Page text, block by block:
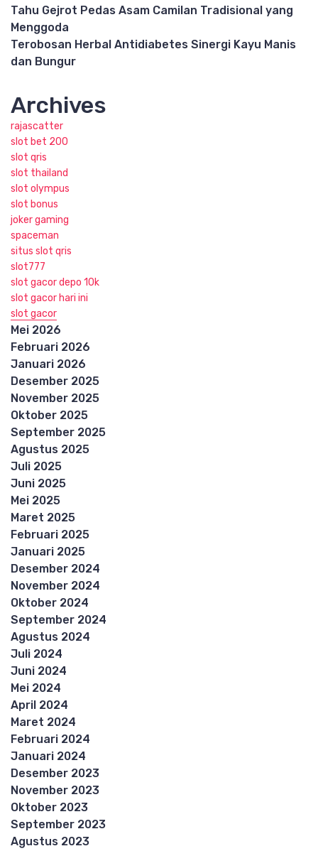
Tahu Gejrot Pedas Asam Camilan Tradisional yang
Menggoda
Terobosan Herbal Antidiabetes Sinergi Kayu Manis
dan Bungur
Archives
rajascatter
slot bet 200
slot qris
slot thailand
slot olympus
slot bonus
joker gaming
spaceman
situs slot qris
slot777
slot gacor depo 10k
slot gacor hari ini
slot gacor
Mei 2026
Februari 2026
Januari 2026
Desember 2025
November 2025
Oktober 2025
September 2025
Agustus 2025
Juli 2025
Juni 2025
Mei 2025
Maret 2025
Februari 2025
Januari 2025
Desember 2024
November 2024
Oktober 2024
September 2024
Agustus 2024
Juli 2024
Juni 2024
Mei 2024
April 2024
Maret 2024
Februari 2024
Januari 2024
Desember 2023
November 2023
Oktober 2023
September 2023
Agustus 2023